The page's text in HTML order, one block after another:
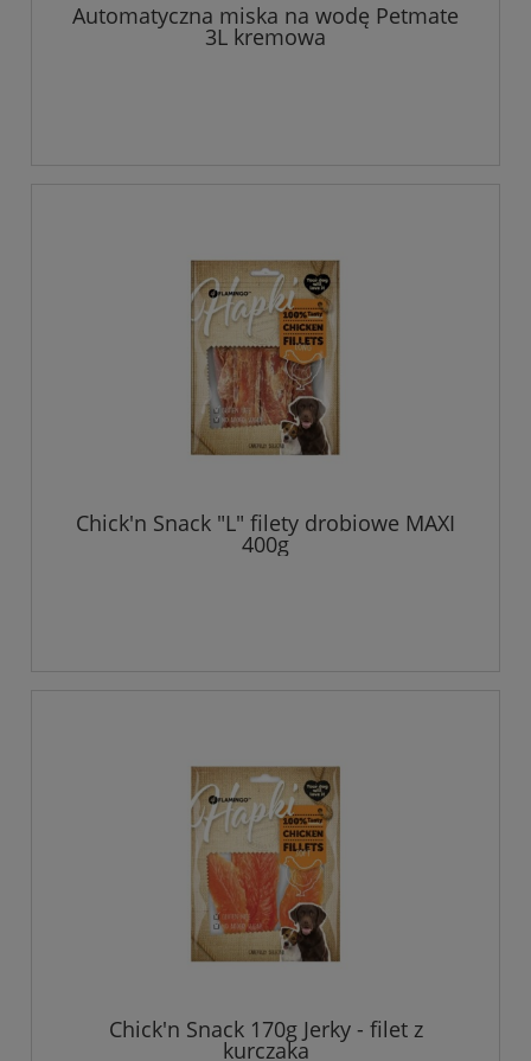
Automatyczna miska na wodę Petmate
3L kremowa
Chick'n Snack "L" filety drobiowe MAXI
400g
Chick'n Snack 170g Jerky - filet z
kurczaka